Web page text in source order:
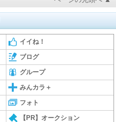
イイね！
ブログ
グループ
みんカラ＋
フォト
【PR】オークション